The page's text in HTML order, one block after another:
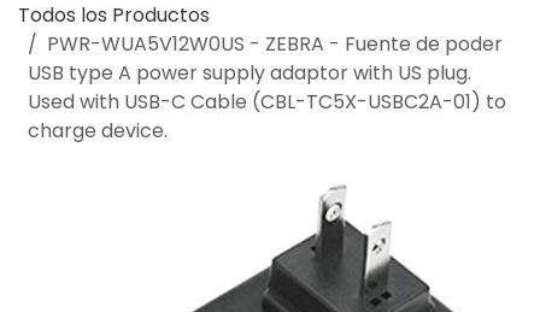
Todos los Productos
PWR-WUA5V12W0US - ZEBRA - Fuente de poder
USB type A power supply adaptor with US plug.
Used with USB-C Cable (CBL-TC5X-USBC2A-01) to
charge device.